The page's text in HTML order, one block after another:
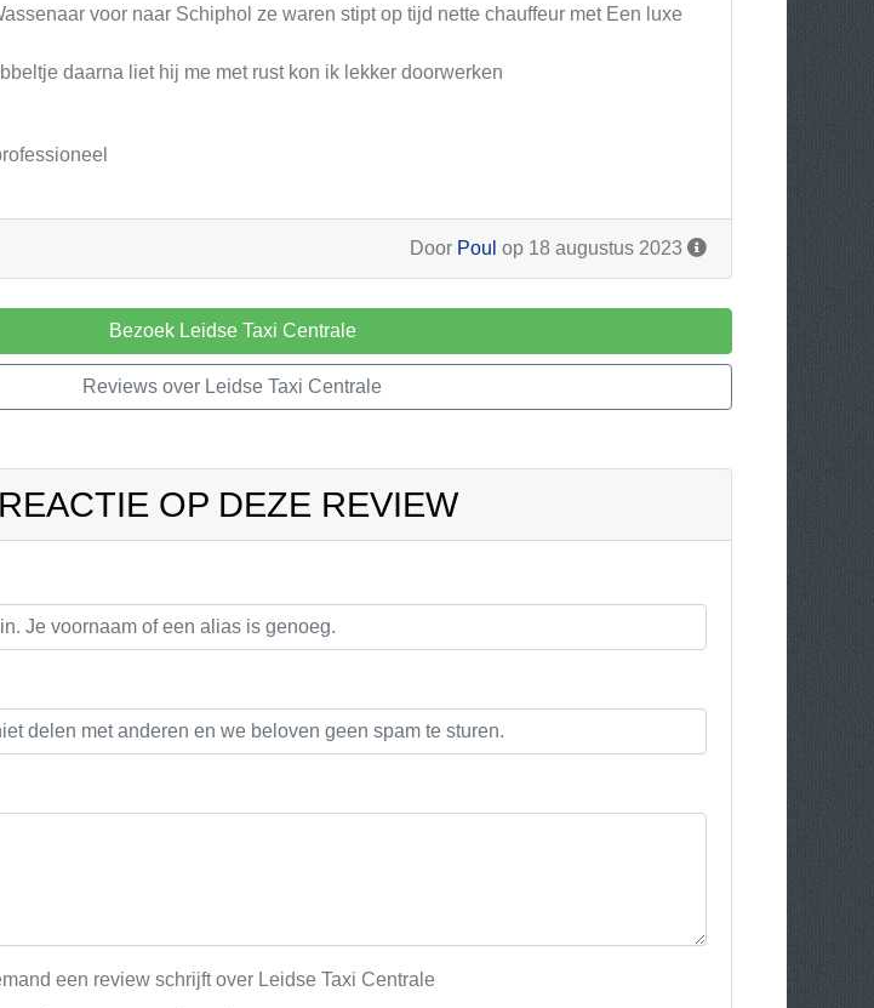
voor naar Schiphol ze waren stipt op tijd nette chauffeur met Een luxe
daarna liet hij me met rust kon ik lekker doorwerken
Door Poul op 18 augustus 2023
Bezoek Leidse Taxi Centrale
Reviews over Leidse Taxi Centrale
OP DEZE REVIEW
een review schrijft over Leidse Taxi Centrale